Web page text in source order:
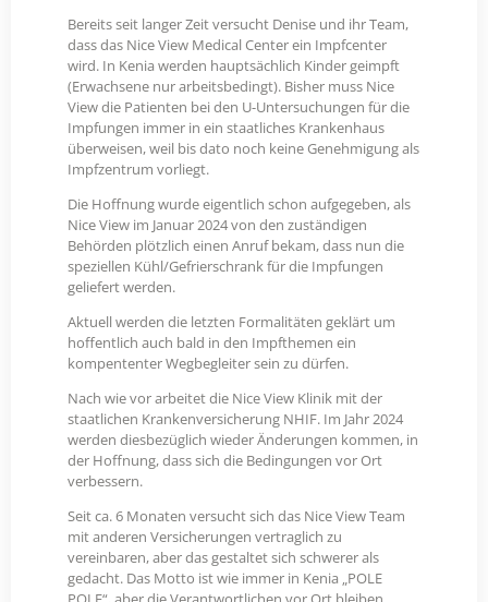
Bereits seit langer Zeit versucht Denise und ihr Team,
dass das Nice View Medical Center ein Impfcenter
wird. In Kenia werden hauptsächlich Kinder geimpft
(Erwachsene nur arbeitsbedingt). Bisher muss Nice
View die Patienten bei den U-Untersuchungen für die
Impfungen immer in ein staatliches Krankenhaus
überweisen, weil bis dato noch keine Genehmigung als
Impfzentrum vorliegt.
Die Hoffnung wurde eigentlich schon aufgegeben, als
Nice View im Januar 2024 von den zuständigen
Behörden plötzlich einen Anruf bekam, dass nun die
speziellen Kühl/Gefrierschrank für die Impfungen
geliefert werden.
Aktuell werden die letzten Formalitäten geklärt um
hoffentlich auch bald in den Impfthemen ein
kompententer Wegbegleiter sein zu dürfen.
Nach wie vor arbeitet die Nice View Klinik mit der
staatlichen Krankenversicherung NHIF. Im Jahr 2024
werden diesbezüglich wieder Änderungen kommen, in
der Hoffnung, dass sich die Bedingungen vor Ort
verbessern.
Seit ca. 6 Monaten versucht sich das Nice View Team
mit anderen Versicherungen vertraglich zu
vereinbaren, aber das gestaltet sich schwerer als
gedacht. Das Motto ist wie immer in Kenia „POLE